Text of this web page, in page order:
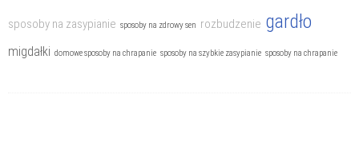
sposoby na zasypianie sposoby na zdrowy sen rozbudzenie gardło
migdałki domowe sposoby na chrapanie sposoby na szybkie zasypianie sposoby na chrapanie